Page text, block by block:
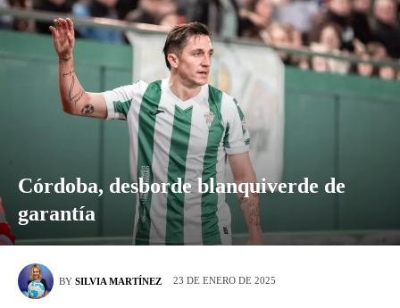
Córdoba, desborde blanquiverde de
garantía
BY SILVIA MARTÍNEZ 23 DE ENERO DE 2025